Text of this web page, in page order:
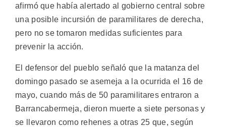
afirmó que había alertado al gobierno central sobre
una posible incursión de paramilitares de derecha,
pero no se tomaron medidas suficientes para
prevenir la acción.
El defensor del pueblo señaló que la matanza del
domingo pasado se asemeja a la ocurrida el 16 de
mayo, cuando más de 50 paramilitares entraron a
Barrancabermeja, dieron muerte a siete personas y
se llevaron como rehenes a otras 25 que, según